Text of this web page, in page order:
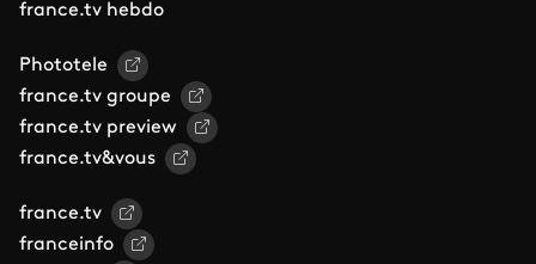
france.tv hebdo
Phototele
france.tv groupe
france.tv preview
france.tv&vous
france.tv
franceinfo